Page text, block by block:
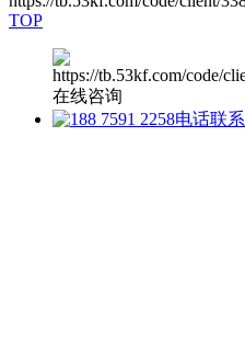
TOP
在线咨询
电话联系